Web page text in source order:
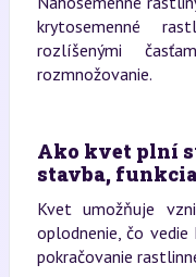
krytosemenné
rozlíšenými
rozmnožovanie.
Ako kvet plní
stavba,
Kvet umožňuje
oplodnenie, čo
pokračovanie